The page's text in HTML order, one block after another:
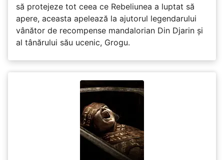
să protejeze tot ceea ce Rebeliunea a luptat să
apere, aceasta apelează la ajutorul legendarului
vânător de recompense mandalorian Din Djarin și
al tânărului său ucenic, Grogu.